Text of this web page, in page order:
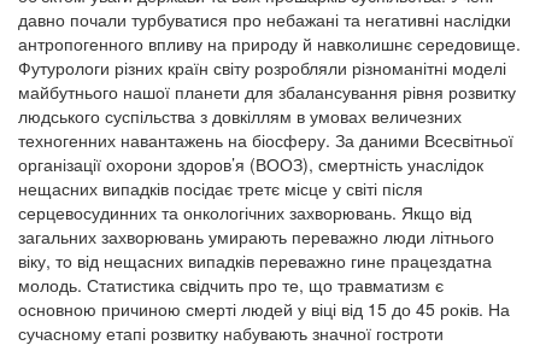
давно почали турбуватися про небажані та негативні наслідки
антропогенного впливу на природу й навколишнє середовище.
Футурологи різних країн світу розробляли різноманітні моделі
майбутнього нашої планети для збалансування рівня розвитку
людського суспільства з довкіллям в умовах величезних
техногенних навантажень на біосферу. За даними Всесвітньої
організації охорони здоров’я (ВООЗ), смертність унаслідок
нещасних випадків посідає третє місце у світі після
серцевосудинних та онкологічних захворювань. Якщо від
загальних захворювань умирають переважно люди літнього
віку, то від нещасних випадків переважно гине працездатна
молодь. Статистика свідчить про те, що травматизм є
основною причиною смерті людей у віці від 15 до 45 років. На
сучасному етапі розвитку набувають значної гостроти